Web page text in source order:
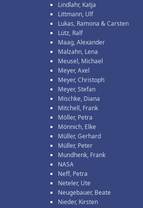
Lindlahr, Katja
Littmann, Ulf
Lukas, Ramona & Carsten
Lütz, Ralf
Maag, Alexander
Malzahn, Lena
Meusel, Michael
Meyer, Axel
Meyer, Christoph
Meyer, Stefan
Mischke, Diana
Mitchell, Frank
Möller, Petra
Mönnich, Elke
Müller, Gerhard
Müller, Peter
Mundhenk, Frank
NASA
Neff, Petra
Neteler, Ute
Neugebauer, Beate
Nieder, Kirsten